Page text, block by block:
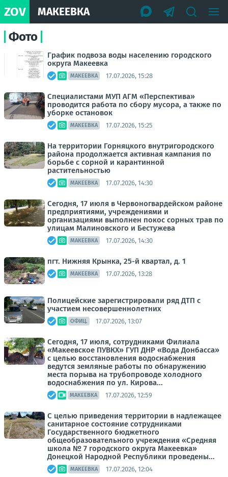
ZOV МАКЕЕВКА
Фото
График подвоза воды населению городского
округа Макеевка
МАКЕЕВКА 17.07.2026, 15:28
Специалистами МУП АГМ «Перспектива»
проводится работа по сбору мусора, а также по
уборке остановок
МАКЕЕВКА 17.07.2026, 15:25
На территории Горняцкого внутригородского
района продолжается активная кампания по
борьбе с сорной и карантинной
растительностью
МАКЕЕВКА 17.07.2026, 14:30
Сегодня, 17 июля в Червоногвардейском районе
предприятиями, учреждениями и
организациями выполнен покос сорных трав по
улицам Малиновского и Бестужева
МАКЕЕВКА 17.07.2026, 14:30
пгт. Нижняя Крынка, 25-й квартал, д. 1
МАКЕЕВКА 17.07.2026, 13:28
Полицейские зарегистрировали ряд ДТП с
участием несовершеннолетних
ОФИЦ. 17.07.2026, 13:07
Сегодня, 17 июля, сотрудниками Филиала
«Макеевское ПУВКХ» ГУП ДНР «Вода Донбасса»
с целью восстановления водоснабжения
ведутся земляные работы по обнаружению
места порыва на трубопроводе холодного
водоснабжения по ул. Кирова...
МАКЕЕВКА 17.07.2026, 12:59
С целью приведения территории в надлежащее
санитарное состояние сотрудниками
Государственного бюджетного
общеобразовательного учреждения «Средняя
школа № 7 городского округа Макеевка»
Донецкой Народной Республики проведены...
МАКЕЕВКА 17.07.2026, 12:04